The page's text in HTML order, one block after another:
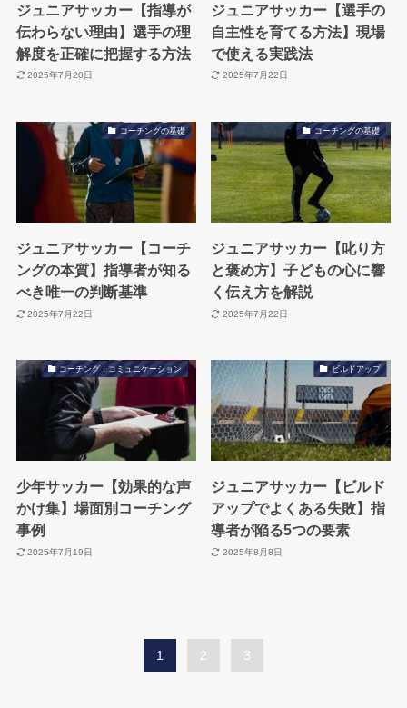
ジュニアサッカー【指導が
伝わらない理由】選手の理
解度を正確に把握する方法
2025年7月20日
ジュニアサッカー【選手の
自主性を育てる方法】現場
で使える実践法
2025年7月22日
コーチングの基礎
ジュニアサッカー【コーチ
ングの本質】指導者が知る
べき唯一の判断基準
2025年7月22日
コーチングの基礎
ジュニアサッカー【叱り方
と褒め方】子どもの心に響
く伝え方を解説
2025年7月22日
コーチング・コミュニケーション
少年サッカー【効果的な声
かけ集】場面別コーチング
事例
2025年7月19日
ビルドアップ
ジュニアサッカー【ビルド
アップでよくある失敗】指
導者が陥る5つの要素
2025年8月8日
1 2 3